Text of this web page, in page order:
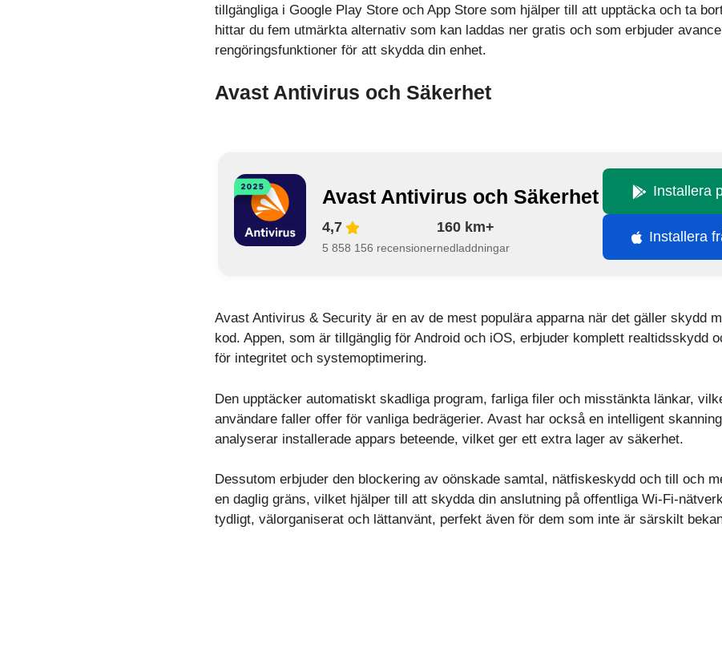
tillgängliga i Google Play Store och App Store som hjälper till att upptäcka och ta
hittar du fem utmärkta alternativ som kan laddas ner gratis och som erbjuder
rengöringsfunktioner för att skydda din enhet.
Avast Antivirus och Säkerhet
Avast Antivirus och Säkerhet
4,7
5 858 156 recensioner
160 km+
nedladdningar
Installera
Installera
Avast Antivirus & Security är en av de mest populära apparna när det gäller skydd
kod. Appen, som är tillgänglig för Android och iOS, erbjuder komplett realtidsskydd
för integritet och systemoptimering.
Den upptäcker automatiskt skadliga program, farliga filer och misstänkta länkar,
användare faller offer för vanliga bedrägerier. Avast har också en intelligent
analyserar installerade appars beteende, vilket ger ett extra lager av säkerhet.
Dessutom erbjuder den blockering av oönskade samtal, nätfiskeskydd och till och
en daglig gräns, vilket hjälper till att skydda din anslutning på offentliga Wi-Fi-
tydligt, välorganiserat och lättanvänt, perfekt även för dem som inte är särskilt